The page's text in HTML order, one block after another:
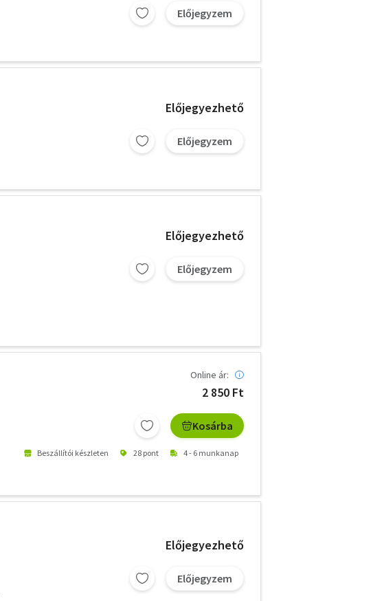
Előjegyzem
Előjegyezhető
Előjegyzem
Előjegyezhető
Előjegyzem
Online ár:
2 850 Ft
Kosárba
Beszállítói készleten 28 pont 4 - 6 munkanap
Előjegyezhető
Előjegyzem